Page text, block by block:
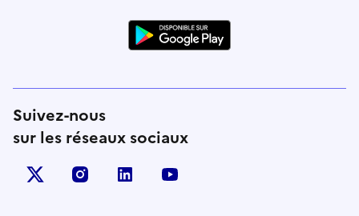
Suivez-nous
sur les réseaux sociaux
X (anciennement Twitter)
instagramlinkedin